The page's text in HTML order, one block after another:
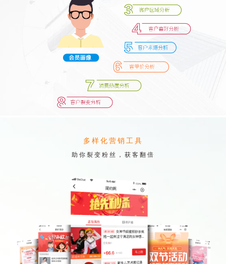
多样化营销工具
助你裂变粉丝，获客翻倍